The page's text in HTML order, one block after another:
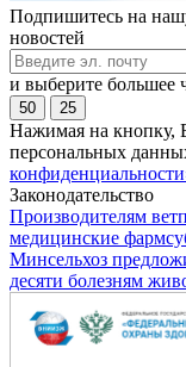
Подпишитесь на
новостей
и выберите большее
50 25
Нажимая на кнопку,
персональных
Законодательство
Производителям
медицинские
Минсельхоз
десяти болезням